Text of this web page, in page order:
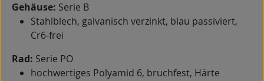
Gehäuse: Serie B
Stahlblech, galvanisch verzinkt, blau passiviert,
Cr6-frei
Rad: Serie PO
hochwertiges Polyamid 6, bruchfest, Härte